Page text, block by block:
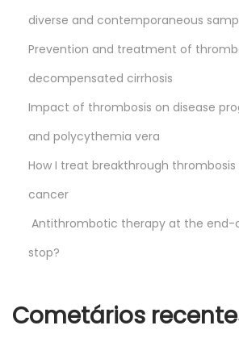
diverse and contemporaneous
Prevention and treatment of
decompensated cirrhosis
Impact of thrombosis on disease
and polycythemia vera
How I treat breakthrough
cancer
Antithrombotic therapy at the
stop?
Cometários